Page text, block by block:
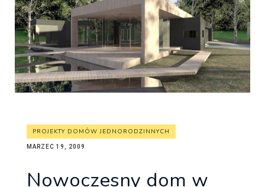
PROJEKTY DOMÓW JEDNORODZINNYCH
MARZEC 19, 2009
Nowoczesny dom w